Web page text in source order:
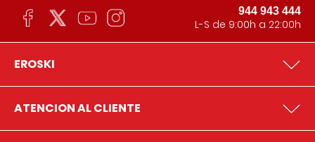
944 943 444
L-S de 9:00h a 22:00h
EROSKI
ATENCION AL CLIENTE